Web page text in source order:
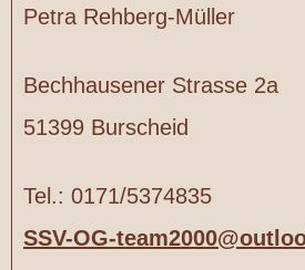
Petra Rehberg-Müller
Bechhausener Strasse 2a
51399 Burscheid
Tel.: 0171/5374835
SSV-OG-